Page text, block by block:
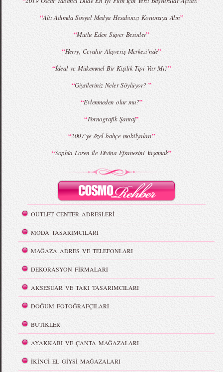
MBFWI - Giray Sepin 2015 Yaz Koleksiyonu MBFWI - Burçe Bekrek 2015 Yaz Koleksiyonu
“Altı Adımda Sosyal Medya Hesabınızı Korumaya Alın”
“Mutlu Eden Süper Besinler”
“Herry, Cevahir Alışveriş Merkezi’nde”
“İdeal ve Mükemmel Bir Kişilik Tipi Var Mı?”
“Giysileriniz Neler Söylüyor? ”
“Evlenmeden olur mu?”
“Pornografik Şantaj”
“2007’ye özel bahçe mobilyaları”
“Sophia Loren ile Divina Efsanesini Yaşamak”
OUTLET CENTER ADRESLERİ
MODA TASARIMCILARI
MAĞAZA ADRES VE TELEFONLARI
DEKORASYON FİRMALARI
AKSESUAR VE TAKI TASARIMCILARI
DOĞUM FOTOĞRAFÇILARI
BUTİKLER
AYAKKABI VE ÇANTA MAĞAZALARI
İKİNCİ EL GİYSİ MAĞAZALARI